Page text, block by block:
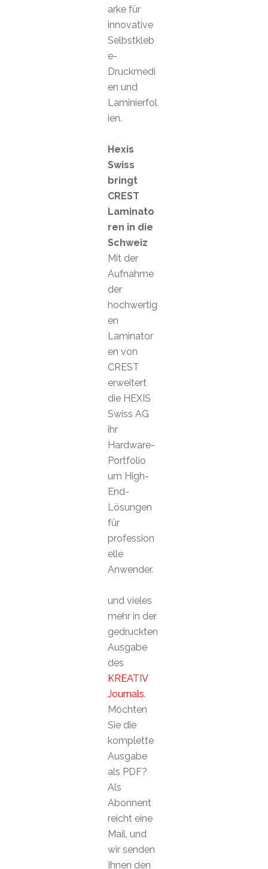
arke für
innovative
Selbstkleb
e-
Druckmedi
en und
Laminierfol
ien.
Hexis
Swiss
bringt
CREST
Laminato
ren in die
Schweiz
Mit der
Aufnahme
der
hochwertig
en
Laminator
en von
CREST
erweitert
die HEXIS
Swiss AG
ihr
Hardware-
Portfolio
um High-
End-
Lösungen
für
profession
elle
Anwender.
und vieles
mehr in der
gedruckten
Ausgabe
des
KREATIV
Journals.
Möchten
Sie die
komplette
Ausgabe
als PDF?
Als
Abonnent
reicht eine
Mail, und
wir senden
Ihnen den